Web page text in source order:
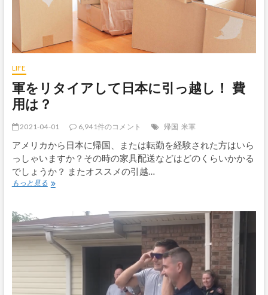
費
1600
請
求
さ
た
だ
け
ど…
LIFE
軍をリタイアして日本に引っ越し！ 費
用は？
2021-04-01 6,941件のコメント 帰国 米軍
アメリカから日本に帰国、または転勤を経験された方はいら
っしゃいますか？その時の家具配送などはどのくらいかかる
でしょうか？ またオススメの引越…
もっと見る軍
イ
ア
し
て
日
本
に